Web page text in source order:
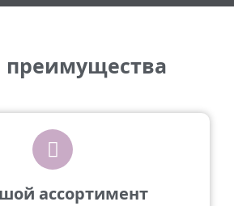
ассортимент